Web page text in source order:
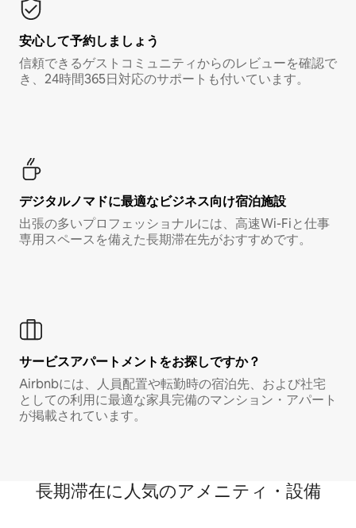
安心して予約しましょう
信頼できるゲストコミュニティからのレビューを確認で
き、24時間365日対応のサポートも付いています。
デジタルノマド⁠に最⁠適⁠なビ⁠ジ⁠ネ⁠ス⁠向⁠け宿⁠泊⁠施⁠設
出張の多いプロフェッショナルには、高速Wi-Fiと仕事
専用スペースを備えた長期滞在先がおすすめです。
サービスアパートメントをお探しですか？
Airbnbには、人員配置や転勤時の宿泊先、および社宅
としての利用に最適な家具完備のマンション・アパート
が掲載されています。
長期滞在に人気のアメニティ・設備